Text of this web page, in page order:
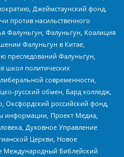
Джеймстаунский фонд,
против насильственного
Фалуньгун, Фалуньгун, Коалиция
Фалуньгун в Китае,
преследований Фалуньгун,
школ политических
современности,
русский обмен, Бард колледж,
Оксфордский российский фонд,
информации, Проект Медиа,
Духовное Управление
Церкви, Новое
Международный Библейский